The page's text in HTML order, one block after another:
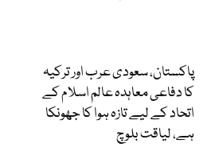
پاکستان، سعودی عرب اور ترکیہ
کا دفاعی معاہدہ عالم اسلام کے
اتحاد کے لیے تازہ ہوا کا جھونکا
ہے، لیاقت بلوچ